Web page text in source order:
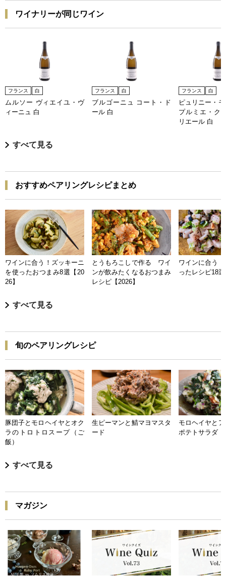
ワイナリーが同じワイン
フランス 白
ムルソー ヴィエイユ・ヴ
ィーニュ 白
フランス 白
ブルゴーニュ コート・ド
ール 白
フランス 白
ピュリニー・
プルミエ・ク
リエール 白
すべて見る
おすすめペアリングレシピまとめ
ワインに合う！ズッキーニ
を使ったおつまみ8選【20
26】
とうもろこしで作る ワイ
ンが飲みたくなるおつまみ
レシピ【2026】
ワインに合う
ったレシピ18
すべて見る
旬のペアリングレシピ
豚団子とモロヘイヤとオク
ラのトロトロスープ（ご
飯）
生ピーマンと鯖マヨマスタ
ード
モロヘイヤと
ポテトサラダ
すべて見る
マガジン